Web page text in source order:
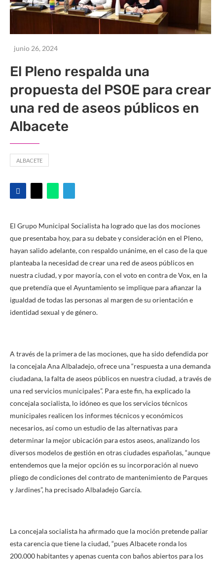
junio 26, 2024
El Pleno respalda una
propuesta del PSOE para crear
una red de aseos públicos en
Albacete
ALBACETE
El Grupo Municipal Socialista ha logrado que las dos mociones
que presentaba hoy, para su debate y consideración en el Pleno,
hayan salido adelante, con respaldo unánime, en el caso de la que
planteaba la necesidad de crear una red de aseos públicos en
nuestra ciudad, y por mayoría, con el voto en contra de Vox, en la
que pretendía que el Ayuntamiento se implique para afianzar la
igualdad de todas las personas al margen de su orientación e
identidad sexual y de género.
A través de la primera de las mociones, que ha sido defendida por
la concejala Ana Albaladejo, ofrece una “respuesta a una demanda
ciudadana, la falta de aseos públicos en nuestra ciudad, a través de
una red servicios municipales”. Para este fin, ha explicado la
concejala socialista, lo idóneo es que los servicios técnicos
municipales realicen los informes técnicos y económicos
necesarios, así como un estudio de las alternativas para
determinar la mejor ubicación para estos aseos, analizando los
diversos modelos de gestión en otras ciudades españolas, “aunque
entendemos que la mejor opción es su incorporación al nuevo
pliego de condiciones del contrato de mantenimiento de Parques
y Jardines”, ha precisado Albaladejo García.
La concejala socialista ha afirmado que la moción pretende paliar
esta carencia que tiene la ciudad, “pues Albacete ronda los
200.000 habitantes y apenas cuenta con baños abiertos para los